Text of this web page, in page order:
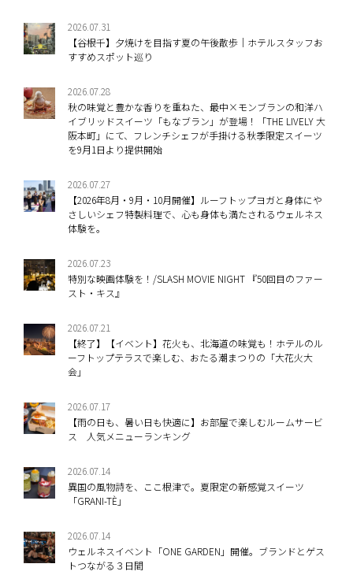
2026.07.31
【谷根千】夕焼けを目指す夏の午後散歩｜ホテルスタッフお
すすめスポット巡り
2026.07.28
秋の味覚と豊かな香りを重ねた、最中×モンブランの和洋ハ
イブリッドスイーツ「もなブラン」が登場！「THE LIVELY 大
阪本町」にて、フレンチシェフが手掛ける秋季限定スイーツ
を9月1日より提供開始
2026.07.27
【2026年8月・9月・10月開催】ルーフトップヨガと身体にや
さしいシェフ特製料理で、心も身体も満たされるウェルネス
体験を。
2026.07.23
特別な映画体験を！/SLASH MOVIE NIGHT 『50回目のファー
スト・キス』
2026.07.21
【終了】【イベント】花火も、北海道の味覚も！ホテルのル
ーフトップテラスで楽しむ、おたる潮まつりの「大花火大
会」
2026.07.17
【雨の日も、暑い日も快適に】お部屋で楽しむルームサービ
ス 人気メニューランキング
2026.07.14
異国の風物詩を、ここ根津で。夏限定の新感覚スイーツ
「GRANI-TÈ」
2026.07.14
ウェルネスイベント「ONE GARDEN」開催。ブランドとゲス
トつながる３日間